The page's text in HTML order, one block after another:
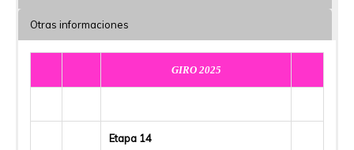
Otras informaciones
GIRO 2025
Etapa 14